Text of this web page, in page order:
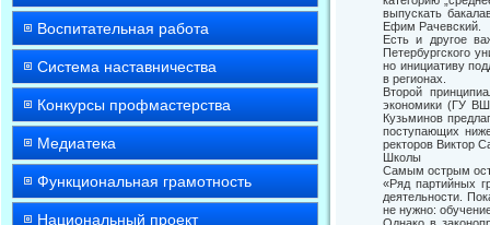
Воспитательная работа
Система наставничества
Конкурсы профмастерства
Медиатека
Функциональная грамотность
Национальный проект
выпускать
Ефим Рачевский.
Есть и другое
Петербургского
но инициативу
в регионах.
Второй
экономики (ГУ
Кузьминов
поступающих
ректоров Виктор
Школы
Самым острым
«Ряд партийных
деятельности.
не нужно: